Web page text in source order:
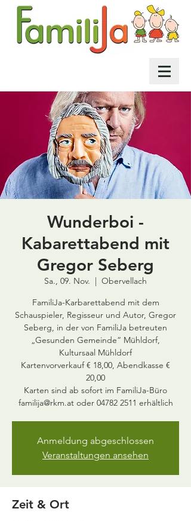
Wunderboi -
Kabarettabend mit
Gregor Seberg
Sa., 09. Nov.
  |
Obervellach
FamiliJa-Karbarettabend mit dem
Schauspieler, Regisseur und Autor, Gregor
Seberg, in der von FamiliJa betreuten
„Gesunden Gemeinde“ Mühldorf,
Kultursaal Mühldorf
Kartenvorverkauf € 18,00, Abendkasse €
20,00
Karten sind ab sofort im FamiliJa-Büro
Anmeldung abgeschlossen
Veranstaltungen ansehen
Zeit & Ort